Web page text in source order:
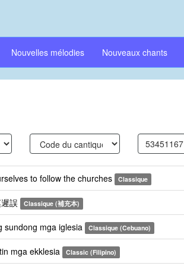
Nouvelles mélodies Nouveaux chants
to follow the churches Classique
誤 Classique (補充本)
sundong mga iglesia Classique (Cebuano)
mga ekklesia Classic (Filipino)